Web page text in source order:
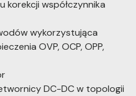
korekcji współczynnika
wykorzystująca
OVP, OCP, OPP,
DC-DC w topologii